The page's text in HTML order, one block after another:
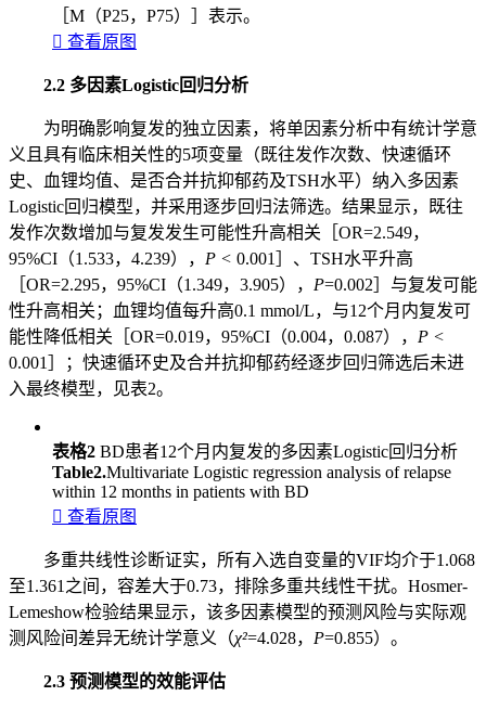
［M（P25，P75）］表示。
 查看原图
2.2 多因素Logistic回归分析
为明确影响复发的独立因素，将单因素分析中有统计学意
义且具有临床相关性的5项变量（既往发作次数、快速循环
史、血锂均值、是否合并抗抑郁药及TSH水平）纳入多因素
Logistic回归模型，并采用逐步回归法筛选。结果显示，既往
发作次数增加与复发发生可能性升高相关［OR=2.549，
95%CI（1.533，4.239）， P < 0.001］、TSH水平升高
［OR=2.295，95%CI（1.349，3.905）， P=0.002］与复发可能
性升高相关；血锂均值每升高0.1 mmol/L，与12个月内复发可
能性降低相关［OR=0.019，95%CI（0.004，0.087）， P <
0.001］；快速循环史及合并抗抑郁药经逐步回归筛选后未进
入最终模型，见表2。
表格2 BD患者12个月内复发的多因素Logistic回归分析
Table2.Multivariate Logistic regression analysis of relapse
within 12 months in patients with BD
 查看原图
多重共线性诊断证实，所有入选自变量的VIF均介于1.068
至1.361之间，容差大于0.73，排除多重共线性干扰。Hosmer-
Lemeshow检验结果显示，该多因素模型的预测风险与实际观
测风险间差异无统计学意义（χ²=4.028， P=0.855）。
2.3 预测模型的效能评估